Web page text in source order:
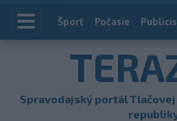
Index
Šport Počasie
Spravodajský portál